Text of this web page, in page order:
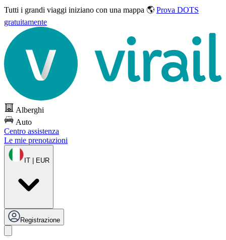
Tutti i grandi viaggi iniziano con una mappa 🌎 Prova DOTS
gratuitamente
Alberghi
Auto
Centro assistenza
Le mie prenotazioni
IT | EUR
Registrazione